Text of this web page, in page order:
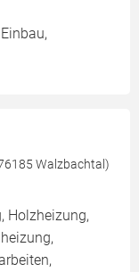
Walzbachtal)
Holzheizung,